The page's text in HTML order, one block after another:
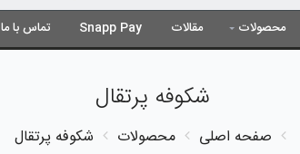
محصولات مقالات Snapp Pay تماس با ما
شکوفه پرتقال
صفحه اصلی محصولات شکوفه پرتقال